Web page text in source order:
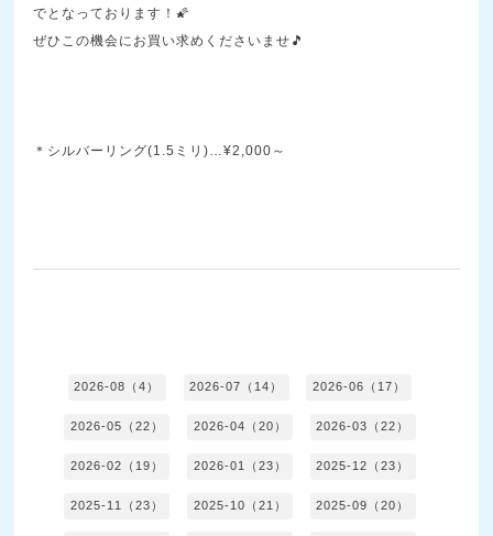
でとなっております！🌠
ぜひこの機会にお買い求めくださいませ🎵
＊シルバーリング(1.5ミリ)…¥2,000～
2026-08（4） 2026-07（14） 2026-06（17）
2026-05（22） 2026-04（20） 2026-03（22）
2026-02（19） 2026-01（23） 2025-12（23）
2025-11（23） 2025-10（21） 2025-09（20）